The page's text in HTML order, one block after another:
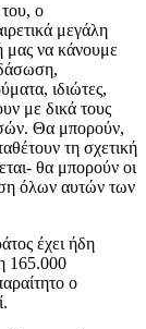
ο
μεγάλη
μας να κάνουμε
ιδιώτες,
με δικά τους
Θα μπορούν,
τη σχετική
θα μπορούν οι
όλων αυτών των
έχει ήδη
165.000
ο